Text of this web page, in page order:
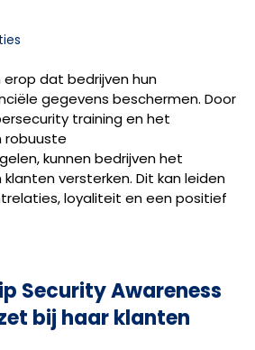
dat bedrijven hun
gegevens beschermen. Door
training en het
robuuste
kunnen bedrijven het
versterken. Dit kan leiden
loyaliteit en een positief
Security Awareness
bij haar klanten